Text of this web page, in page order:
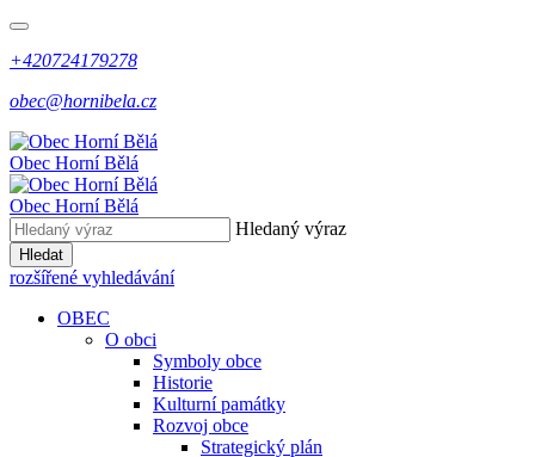
+420724179278
obec@hornibela.cz
Obec HorníBělá
Obec HorníBělá
Hledaný výraz
Hledat
rozšířené vyhledávání
OBEC
O obci
Symboly obce
Historie
Kulturní památky
Rozvoj obce
Strategický plán